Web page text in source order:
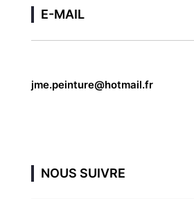
E-MAIL
jme.peinture@hotmail.fr
NOUS SUIVRE